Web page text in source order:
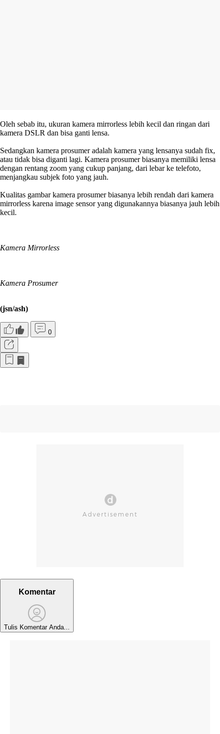
Oleh sebab itu, ukuran kamera mirrorless lebih kecil dan ringan dari
kamera DSLR dan bisa ganti lensa.
Sedangkan kamera prosumer adalah kamera yang lensanya sudah fix,
atau tidak bisa diganti lagi. Kamera prosumer biasanya memiliki lensa
dengan rentang zoom yang cukup panjang, dari lebar ke telefoto,
menjangkau subjek foto yang jauh.
Kualitas gambar kamera prosumer biasanya lebih rendah dari kamera
mirrorless karena image sensor yang digunakannya biasanya jauh lebih
kecil.
Kamera Mirrorless
Kamera Prosumer
(jsn/ash)
0
Komentar
Tulis Komentar Anda...